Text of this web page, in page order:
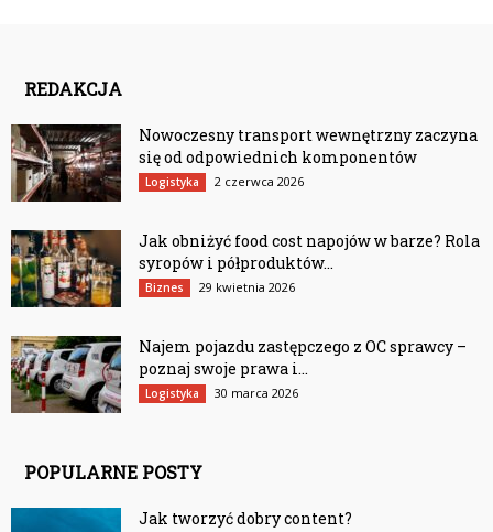
REDAKCJA
Nowoczesny transport wewnętrzny zaczyna
się od odpowiednich komponentów
Logistyka 2 czerwca 2026
Jak obniżyć food cost napojów w barze? Rola
syropów i półproduktów...
Biznes 29 kwietnia 2026
Najem pojazdu zastępczego z OC sprawcy –
poznaj swoje prawa i...
Logistyka 30 marca 2026
POPULARNE POSTY
Jak tworzyć dobry content?